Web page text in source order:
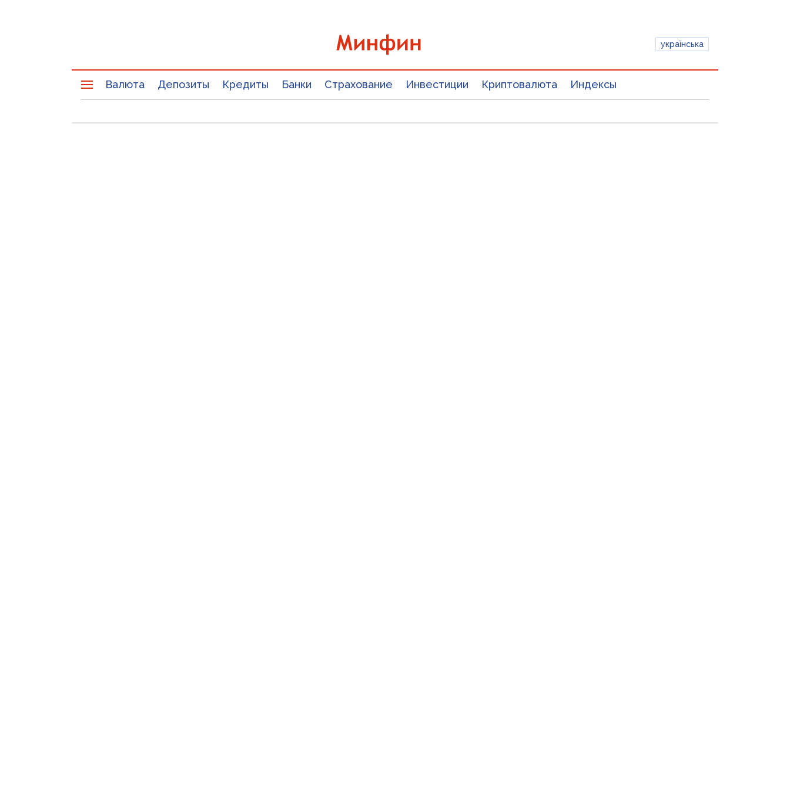
українська
Валюта Депозиты Кредиты Банки Страхование Инвестиции Криптовалюта Индексы